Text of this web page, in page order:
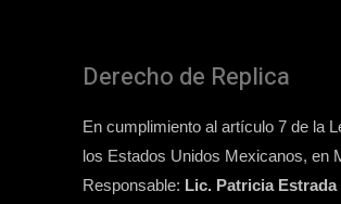
Derecho de Replica
En cumplimiento al artículo 7 de la
los Estados Unidos Mexicanos, en
Responsable: Lic. Patricia Estrada